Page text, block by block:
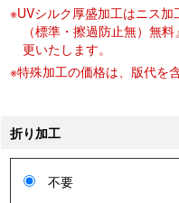
※UVシルク厚盛加工はニス
（標準・擦過防止無）無
更いたします。
※特殊加工の価格は、版代を
折り加工
不要